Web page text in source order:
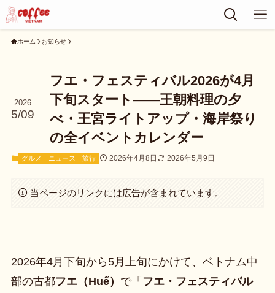
ホーム お知らせ
フエ・フェスティバル2026が4月
下旬スタート——王朝料理の夕
べ・王宮ライトアップ・海岸祭り
の全イベントカレンダー
2026
5/09
グルメ ニュース 旅行 2026年4月8日 2026年5月9日
当ページのリンクには広告が含まれています。
2026年4月下旬から5月上旬にかけて、ベトナム中
部の古都フエ（Huế） で「 フエ・フェスティバル